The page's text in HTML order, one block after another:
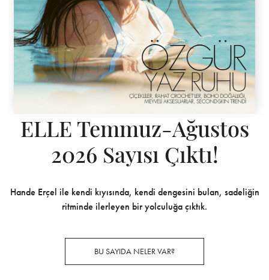
ELLE Temmuz-Ağustos
2026 Sayısı Çıktı!
Hande Erçel ile kendi kıyısında, kendi dengesini bulan, sadeliğin
ritminde ilerleyen bir yolculuğa çıktık.
BU SAYIDA NELER VAR?